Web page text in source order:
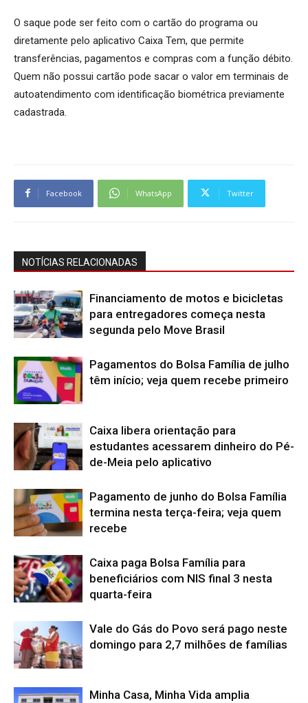
O saque pode ser feito com o cartão do programa ou
diretamente pelo aplicativo Caixa Tem, que permite
transferências, pagamentos e compras com a função débito.
Quem não possui cartão pode sacar o valor em terminais de
autoatendimento com identificação biométrica previamente
cadastrada.
Facebook WhatsApp Twitter
NOTÍCIAS RELACIONADAS
Financiamento de motos e bicicletas
para entregadores começa nesta
segunda pelo Move Brasil
Pagamentos do Bolsa Família de julho
têm início; veja quem recebe primeiro
Caixa libera orientação para
estudantes acessarem dinheiro do Pé-
de-Meia pelo aplicativo
Pagamento de junho do Bolsa Família
termina nesta terça-feira; veja quem
recebe
Caixa paga Bolsa Família para
beneficiários com NIS final 3 nesta
quarta-feira
Vale do Gás do Povo será pago neste
domingo para 2,7 milhões de famílias
Minha Casa, Minha Vida amplia